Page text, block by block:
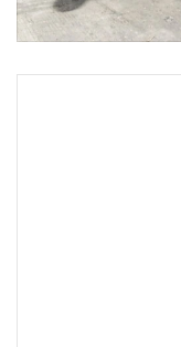
• Special Scoop
• เศรษฐกิจ-ธุรกิจ
• จีน